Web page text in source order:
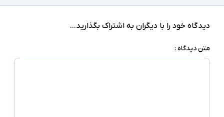
دیدگاه خود را با دیگران به اشتراک بگذارید...
متن دیدگاه :